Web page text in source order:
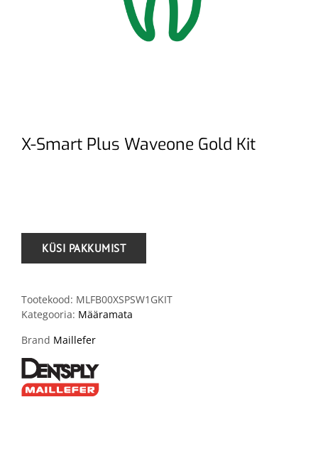
X-Smart Plus Waveone Gold Kit
Tootekood: MLFB00XSPSW1GKIT
Kategooria: Määramata
Brand Maillefer